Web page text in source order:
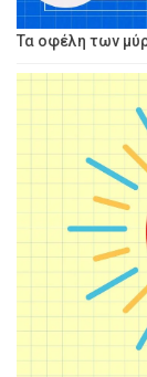
Τα οφέλη των